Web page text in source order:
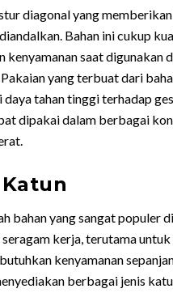
diagonal yang
Bahan ini cukup
kenyamanan saat digunakan
yang terbuat dari
tahan tinggi terhadap
dipakai dalam berbagai
bahan yang sangat populer
kerja, terutama
kenyamanan
berbagai jenis